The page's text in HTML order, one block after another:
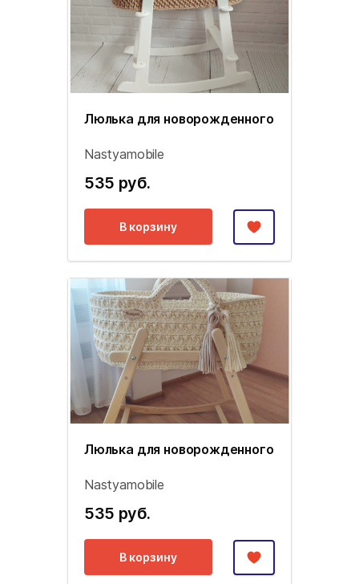
Люлька для новорожденного
Nastyamobile
535 руб.
В корзину
Люлька для новорожденного
Nastyamobile
535 руб.
В корзину